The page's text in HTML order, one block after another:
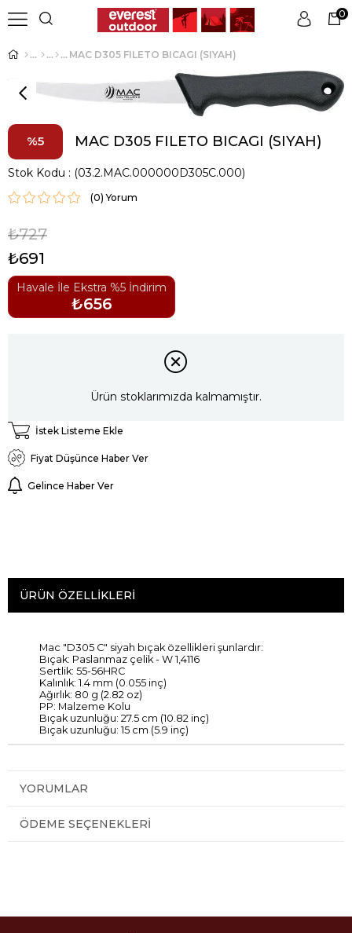
Üye Girişi Üye Ol
0
MAC D305 FILETO BICAGI (SIYAH)
5 MAC D305 FILETO BICAGI (SIYAH)
Stok Kodu (03.2.MAC.000000D305C.000)
(0)
₺727
₺691
Havale İle Ekstra %5 İndirim
₺656
Ürün stoklarımızda kalmamıştır.
İstek Listeme Ekle
Fiyat Düşünce Haber Ver
Gelince Haber Ver
ÜRÜN ÖZELLIKLERI
Mac "D305 C" siyah bıçak özellikleri şunlardır:
Bıçak: Paslanmaz çelik - W 1,4116
Sertlik: 55-56HRC
Kalınlık: 1.4 mm (0.055 inç)
Ağırlık: 80 g (2.82 oz)
PP: Malzeme Kolu
Bıçak uzunluğu: 27.5 cm (10.82 inç)
Bıçak uzunluğu: 15 cm (5.9 inç)
YORUMLAR
ÖDEME SEÇENEKLERI